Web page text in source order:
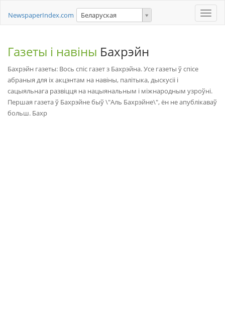
Toggle
NewspaperIndex.com Беларуская
Газеты і навіны Бахрэйн
Бахрэйн газеты: Вось спіс газет з Бахрэйна. Усе газеты ў спісе
абраныя для іх акцэнтам на навіны, палітыка, дыскусіі і
сацыяльнага развіцця на нацыянальным і міжнародным узроўні.
Першая газета ў Бахрэйне быў \"Аль Бахрэйне\", ён не апублікаваў
больш. Бахр